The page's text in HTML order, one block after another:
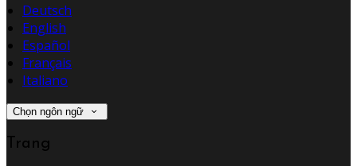
Deutsch
English
Español
Français
Italiano
Chọn ngôn ngữ
Trang